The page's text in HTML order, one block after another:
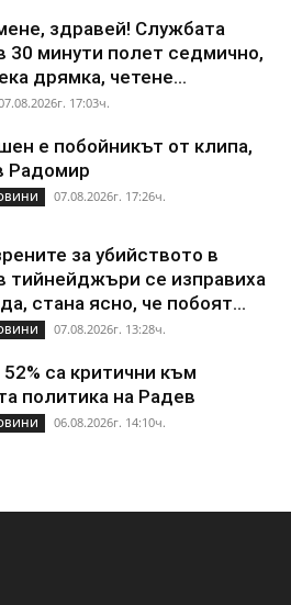
здравей! Службата
30 минути полет седмично,
дрямка, четене...
17:03ч.
е побойникът от клипа,
Радомир
07.08.2026г. 17:26ч.
за убийството в
тийнейджъри се изправиха
стана ясно, че побоят...
07.08.2026г. 13:28ч.
52% са критични към
политика на Радев
06.08.2026г. 14:10ч.